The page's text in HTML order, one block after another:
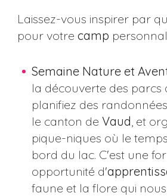
Laissez-vous inspirer par
pour votre camp
Semaine Nature et
la découverte des parcs
planifiez des
le canton de Vaud , et
pique-niques où le
bord du lac. C'est une
opportunité d'
faune et la flore qui